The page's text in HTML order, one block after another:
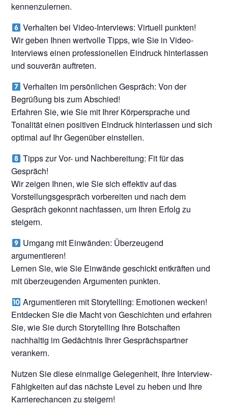
kennenzulernen.
Verhalten bei Video-Interviews: Virtuell punkten!
Wir geben Ihnen wertvolle Tipps, wie Sie in Video-
Interviews einen professionellen Eindruck hinterlassen
und souverän auftreten.
Verhalten im persönlichen Gespräch: Von der
Begrüßung bis zum Abschied!
Erfahren Sie, wie Sie mit Ihrer Körpersprache und
Tonalität einen positiven Eindruck hinterlassen und sich
optimal auf Ihr Gegenüber einstellen.
Tipps zur Vor- und Nachbereitung: Fit für das
Gespräch!
Wir zeigen Ihnen, wie Sie sich effektiv auf das
Vorstellungsgespräch vorbereiten und nach dem
Gespräch gekonnt nachfassen, um Ihren Erfolg zu
steigern.
Umgang mit Einwänden: Überzeugend
argumentieren!
Lernen Sie, wie Sie Einwände geschickt entkräften und
mit überzeugenden Argumenten punkten.
Argumentieren mit Storytelling: Emotionen wecken!
Entdecken Sie die Macht von Geschichten und erfahren
Sie, wie Sie durch Storytelling Ihre Botschaften
nachhaltig im Gedächtnis Ihrer Gesprächspartner
verankern.
Nutzen Sie diese einmalige Gelegenheit, Ihre Interview-
Fähigkeiten auf das nächste Level zu heben und Ihre
Karrierechancen zu steigern!